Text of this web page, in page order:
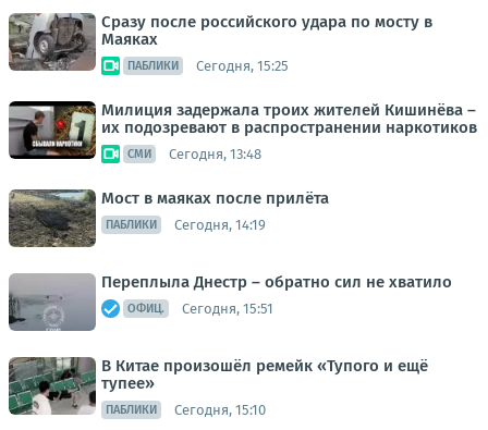
Сразу после российского удара по мосту в
Маяках
ПАБЛИКИ Сегодня, 15:25
Милиция задержала троих жителей Кишинёва –
их подозревают в распространении наркотиков
СМИ Сегодня, 13:48
Мост в маяках после прилёта
ПАБЛИКИ Сегодня, 14:19
Переплыла Днестр – обратно сил не хватило
ОФИЦ. Сегодня, 15:51
В Китае произошёл ремейк «Тупого и ещё
тупее»
ПАБЛИКИ Сегодня, 15:10